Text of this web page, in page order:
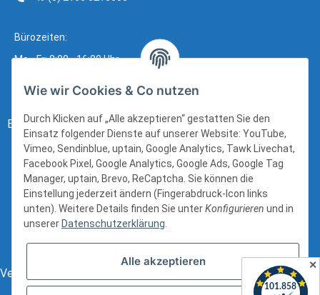
Bürozeiten:
Mo - Fr: 8:00 - 16:00 Uhr
Bezahlung:
Versand:
Wie wir Cookies & Co nutzen
Durch Klicken auf „Alle akzeptieren“ gestatten Sie den
Einsatz folgender Dienste auf unserer Website: YouTube,
Vimeo, Sendinblue, uptain, Google Analytics, Tawk Livechat,
Facebook Pixel, Google Analytics, Google Ads, Google Tag
Manager, uptain, Brevo, ReCaptcha. Sie können die
Einstellung jederzeit ändern (Fingerabdruck-Icon links
unten). Weitere Details finden Sie unterKonfigurieren und in
unserer Datenschutzerklärung.
Alle akzeptieren ✕